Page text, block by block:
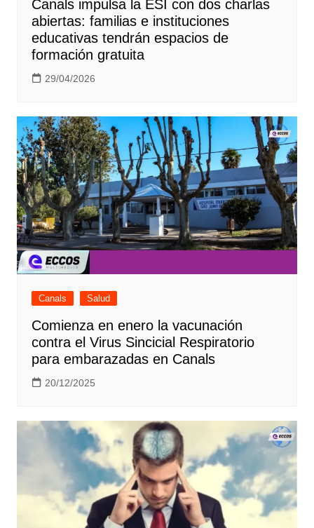
Canals impulsa la ESI con dos charlas
abiertas: familias e instituciones
educativas tendrán espacios de
formación gratuita
29/04/2026
Canals Salud
Comienza en enero la vacunación
contra el Virus Sincicial Respiratorio
para embarazadas en Canals
20/12/2025